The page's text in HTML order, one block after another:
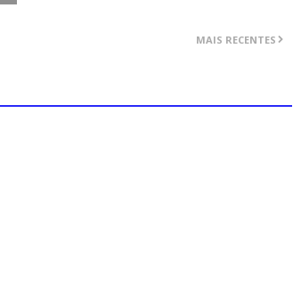
MAIS RECENTES